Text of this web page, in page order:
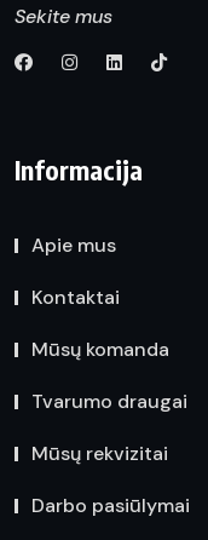
Sekite mus
Informacija
Apie mus
Kontaktai
Mūsų komanda
Tvarumo draugai
Mūsų rekvizitai
Darbo pasiūlymai